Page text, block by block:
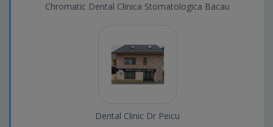
Chromatic Dental Clinica Stomatologica Bacau
Dental Clinic Dr Peicu